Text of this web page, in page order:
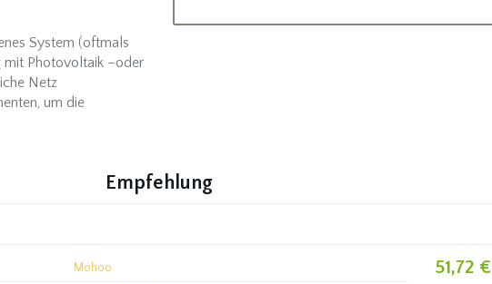
System (oftmals
mit Photovoltaik –oder
Netz
um die
Empfehlung
51,72 €
Mohoo